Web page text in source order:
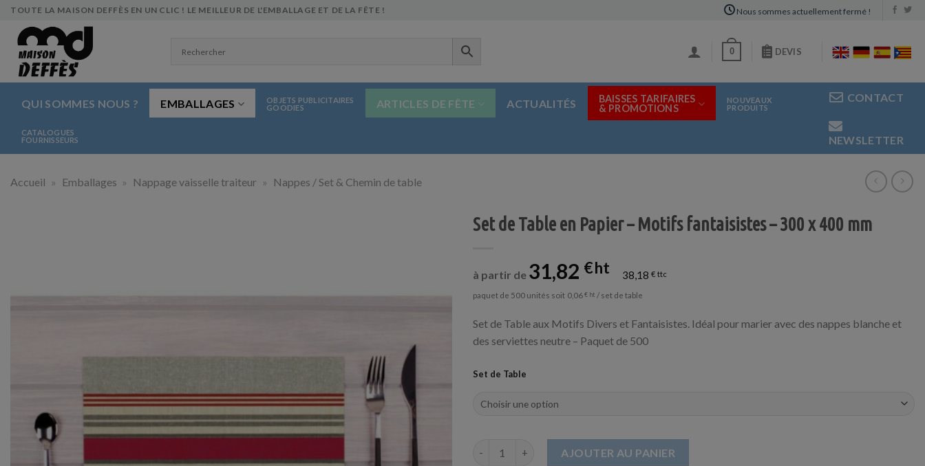
Skip
content
TOUTE LA MAISON DEFFÈS EN UN CLIC ! LE MEILLEUR DE L'EMBALLAGE ET DE LA FÊTE ! Nous sommes actuellement fermé !
0 DEVIS
QUI SOMMES NOUS ? EMBALLAGES
OBJETS PUBLICITAIRES
GOODIES
ARTICLES DE FÊTE ACTUALITÉS
BAISSES TARIFAIRES
& PROMOTIONS
NOUVEAUX
PRODUITS
CATALOGUES
FOURNISSEURS
CONTACT
NEWSLETTER
Accueil » Emballages » Nappage vaisselle traiteur » Nappes / Set & Chemin de table
Set de Table en Papier – Motifs fantaisistes – 300 x 400 mm
à partir de 31,82 € 38,18 €
paquet de 500 unités soit 0,06€ / set de table
Set de Table aux Motifs Divers et Fantaisistes. Idéal pour marier avec des nappes blanche et
des serviettes neutre – Paquet de 500
Set de Table
AJOUTER AU PANIER